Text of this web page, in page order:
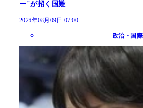
ー"が招く国難
2026年08月09日 07:00
政治・国際